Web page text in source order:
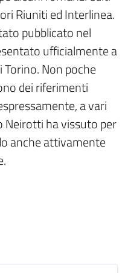
Riuniti ed Interlinea.
pubblicato nel
ufficialmente a
Torino. Non poche
dei riferimenti
a vari
Neirotti ha vissuto per
anche attivamente